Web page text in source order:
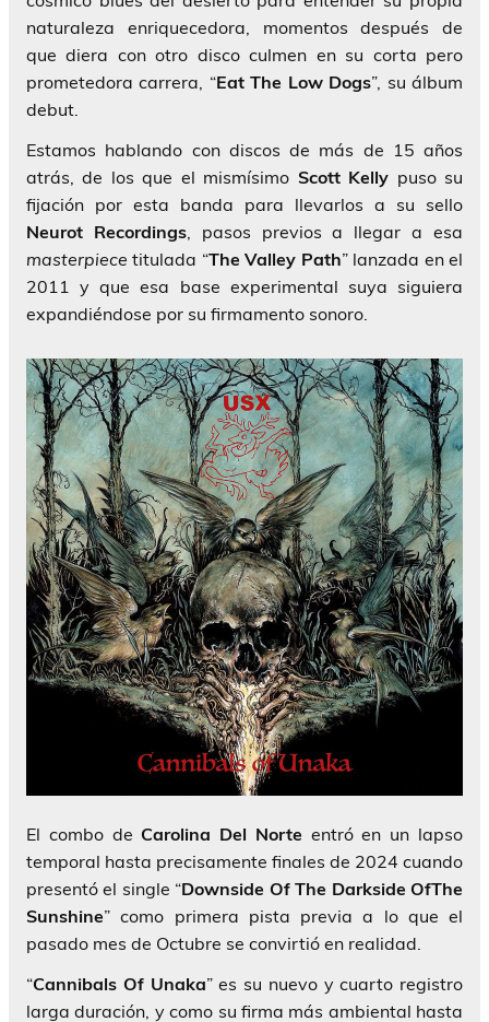
naturaleza enriquecedora, momentos después de
que diera con otro disco culmen en su corta pero
prometedora carrera, “Eat The Low Dogs”, su álbum
debut.
Estamos hablando con discos de más de 15 años
atrás, de los que el mismísimo Scott Kelly puso su
fijación por esta banda para llevarlos a su sello
Neurot Recordings, pasos previos a llegar a esa
masterpiece titulada “The Valley Path” lanzada en el
2011 y que esa base experimental suya siguiera
expandiéndose por su firmamento sonoro.
El combo deCarolina Del Norte entró en un lapso
temporal hasta precisamente finales de 2024 cuando
presentó el single “Downside Of The Darkside OfThe
Sunshine” como primera pista previa a lo que el
pasado mes de Octubre se convirtió en realidad.
“Cannibals Of Unaka” es su nuevo y cuarto registro
larga duración, y como su firma más ambiental hasta